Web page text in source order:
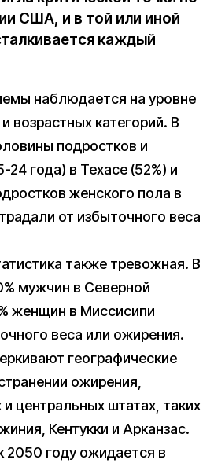
США, и в той или иной
каждый
наблюдается на уровне
возрастных категорий. В
подростков и
года) в Техасе (52%) и
женского пола в
от избыточного веса
также тревожная. В
мужчин в Северной
женщин в Миссисипи
веса или ожирения.
географические
ожирения,
центральных штатах, таких
Кентукки и Арканзас.
2050 году ожидается в